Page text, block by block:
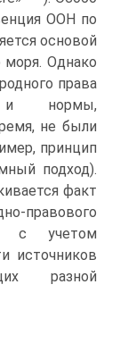
ООН по
основой
Однако
права
и нормы,
не были
принцип
подход).
факт
правового
с учетом
источников
разной